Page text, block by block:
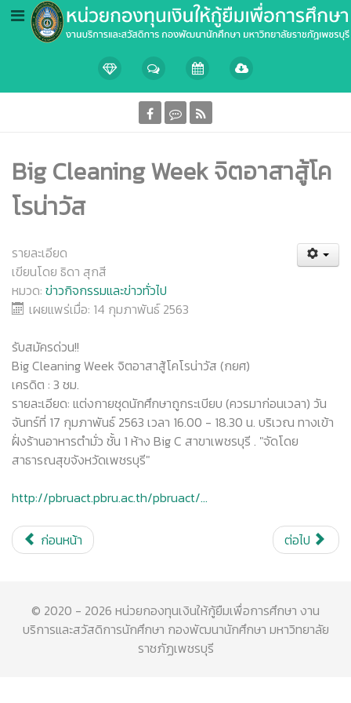
Big Cleaning Week จิตอาสาสู้โค
โรน่าวัส
รายละเอียด
เขียนโดย ธิดา สุกสี
หมวด: ข่าวกิจกรรมและข่าวทั่วไป
เผยแพร่เมื่อ: 14 กุมภาพันธ์ 2563
รับสมัครด่วน!!
Big Cleaning Week จิตอาสาสู้โคโรน่าวัส (กยศ)
เครดิต : 3 ชม.
รายละเอียด: แต่งกายชุดนักศึกษาถูกระเบียบ (ควรมาก่อนเวลา) วัน
จันทร์ที่ 17 กุมภาพันธ์ 2563 เวลา 16.00 - 18.30 น. บริเวณ ทางเข้า
ฝั่งร้านอาหารตำมั่ว ชั้น 1 ห้าง Big C สาขาเพชรบุรี . "จัดโดย
สาธารณสุขจังหวัดเพชรบุรี"
http://pbruact.pbru.ac.th/pbruact/…
ก่อนหน้า ต่อไป
© 2020 - 2026 หน่วยกองทุนเงินให้กู้ยืมเพื่อการศึกษา งาน
บริการและสวัสดิการนักศึกษา กองพัฒนานักศึกษา มหาวิทยาลัย
ราชภัฏเพชรบุรี